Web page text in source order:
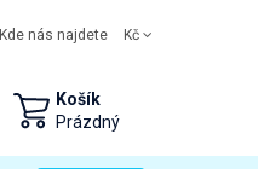
Kde nás najdete Kč
Košík
Prázdný